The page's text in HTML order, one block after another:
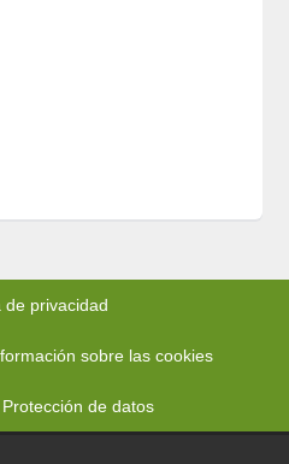
de privacidad
sobre las cookies
de datos